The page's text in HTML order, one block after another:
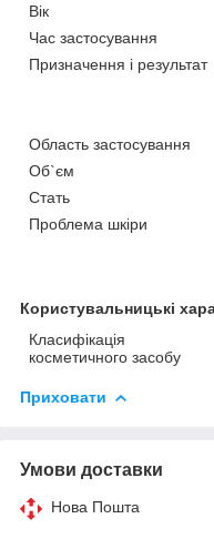
Вік
Час застосування
Призначення і результат
Область застосування
Об`єм
Стать
Проблема шкіри
Користувальницькі
Класифікація
косметичного засобу
Приховати
Умови доставки
Нова Пошта